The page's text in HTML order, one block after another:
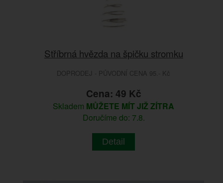
Stříbrná hvězda na špičku stromku
DOPRODEJ - PŮVODNÍ CENA 95.- Kč
Cena: 49 Kč
Skladem MŮŽETE MÍT JIŽ ZÍTRA
Doručíme do: 7.8.
Detail